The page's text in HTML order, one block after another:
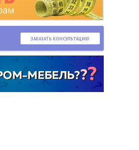
ЗАКАЗАТЬ КОНСУЛЬТАЦИЮ